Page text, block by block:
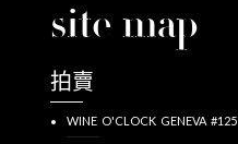
site map
拍賣
WINE O'CLOCK GENEVA #125